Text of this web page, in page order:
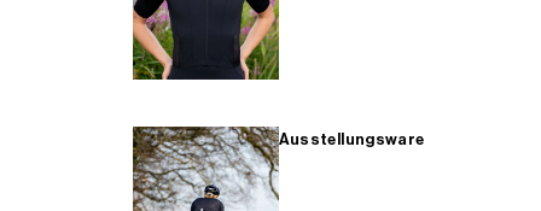
Ausstellungsware